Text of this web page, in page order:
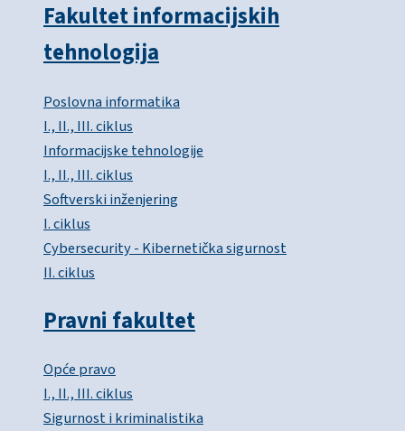
Fakultet informacijskih
tehnologija
Poslovna informatika
I., II., III. ciklus
Informacijske tehnologije
I., II., III. ciklus
Softverski inženjering
I. ciklus
Cybersecurity - Kibernetička sigurnost
II. ciklus
Pravni fakultet
Opće pravo
I., II., III. ciklus
Sigurnost i kriminalistika